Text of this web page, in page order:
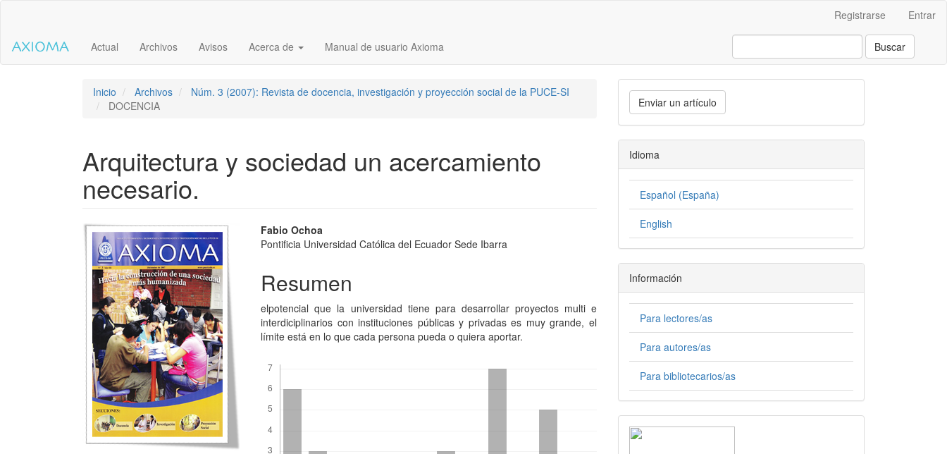
contenido
de
Registrarse Entrar
Actual Archivos Avisos Acerca de Manual de usuario Axioma Buscar
Inicio Archivos
Núm. 3 (2007): Revista de docencia, investigación y proyección social de la PUCE-SI
DOCENCIA
Arquitectura y sociedad un acercamiento
necesario.
Barra
lateral
del
artículo
Contenido
principal
del
artículo
Fabio Ochoa
Pontificia Universidad Católica del Ecuador Sede Ibarra
Resumen
elpotencial que la universidad tiene para desarrollar proyectos multi e
interdiciplinarios con instituciones públicas y privadas es muy grande, el
límite está en lo que cada persona pueda o quiera aportar.
Enviar un artículo
Idioma
Español (España)
English
Información
Para lectores/as
Para autores/as
Para bibliotecarios/as